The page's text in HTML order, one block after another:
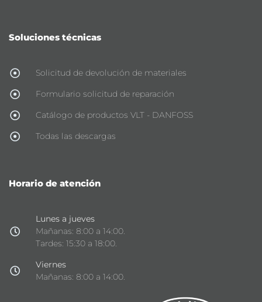
Soluciones técnicas
Solicitud de devolución de materiales
Formulario solicitud de reparación
Catálogo de productos VLT - DANFOSS
Todas las descargas
Horario de atención
Lunes a jueves
Mañanas: 8:00 a 14:00.
Tardes: 15:30 a 18:00.
Viernes
Mañanas: 8:00 a 14:00.